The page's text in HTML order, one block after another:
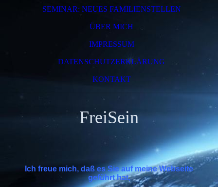
SEMINAR: NEUES FAMILIENSTELLEN
ÜBER MICH
IMPRESSUM
DATENSCHUTZERKLÄRUNG
KONTAKT
FreiSein
Ich freue mich, daß es Sie auf meine Webseite
geführt hat,